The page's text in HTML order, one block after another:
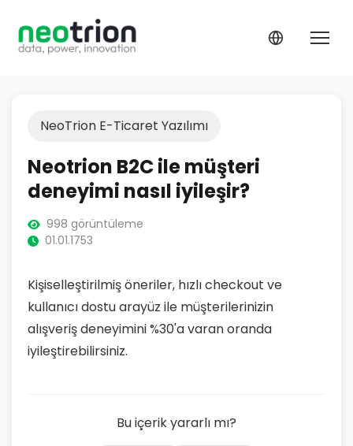
NeoTrion E-Ticaret Yazılımı
Neotrion B2C ile müşteri
deneyimi nasıl iyileşir?
998 görüntüleme
01.01.1753
Kişiselleştirilmiş öneriler, hızlı checkout ve
kullanıcı dostu arayüz ile müşterilerinizin
alışveriş deneyimini %30'a varan oranda
iyileştirebilirsiniz.
Bu içerik yararlı mı?